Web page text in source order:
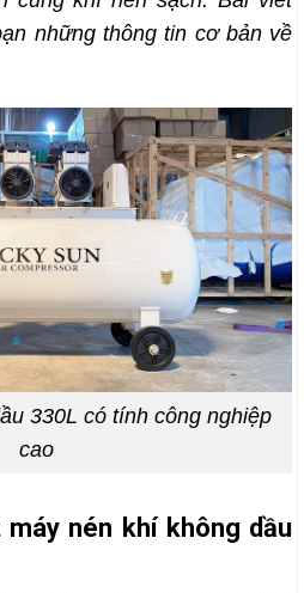
những thông tin cơ bản về
330L có tính công nghiệp
cao
nén khí không dầu